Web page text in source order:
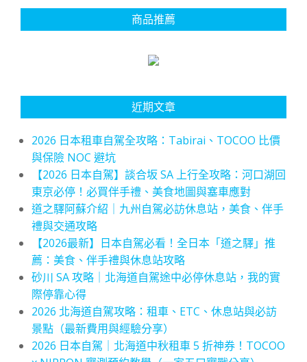
商品推薦
近期文章
2026 日本租車自駕全攻略：Tabirai、TOCOO 比價
與保險 NOC 避坑
【2026 日本自駕】談合坂 SA 上行全攻略：河口湖回
東京必停！必買伴手禮、美食地圖與塞車應對
道之驛阿蘇介紹｜九州自駕必訪休息站，美食、伴手
禮與交通攻略
【2026最新】日本自駕必看！全日本「道之驛」推
薦：美食、伴手禮與休息站攻略
砂川 SA 攻略｜北海道自駕途中必停休息站，我的實
際停靠心得
2026 北海道自駕攻略：租車、ETC、休息站與必訪
景點（最新費用與經驗分享）
2026 日本自駕｜北海道中秋租車 5 折神券！TOCOO